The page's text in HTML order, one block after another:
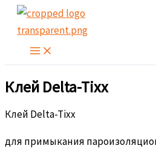
Перейти
содержимому
Клей Delta-Tixx
Клей Delta-Tixx
для примыкания